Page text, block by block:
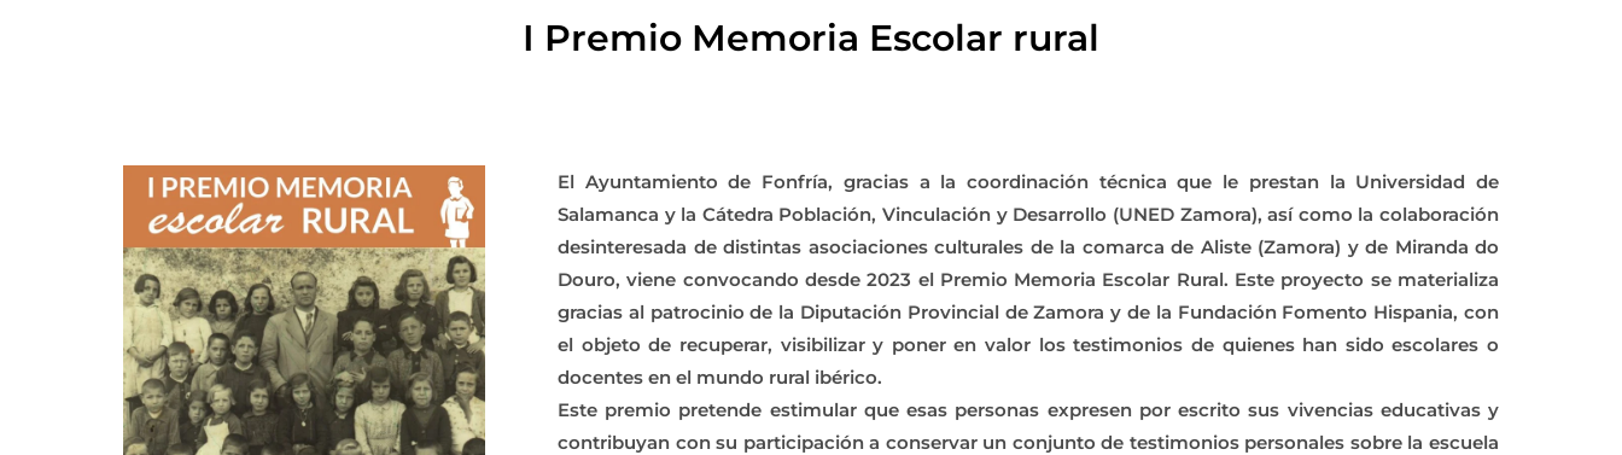
I Premio Memoria Escolar rural
El Ayuntamiento de Fonfría, gracias a la coordinación técnica que le prestan la Universidad de
Salamanca y la Cátedra Población, Vinculación y Desarrollo (UNED Zamora), así como la colaboración
desinteresada de distintas asociaciones culturales de la comarca de Aliste (Zamora) y de Miranda do
Douro, viene convocando desde 2023 el Premio Memoria Escolar Rural. Este proyecto se materializa
gracias al patrocinio de la Diputación Provincial de Zamora y de la Fundación Fomento Hispania, con
el objeto de recuperar, visibilizar y poner en valor los testimonios de quienes han sido escolares o
docentes en el mundo rural ibérico.
Este premio pretende estimular que esas personas expresen por escrito sus vivencias educativas y
contribuyan con su participación a conservar un conjunto de testimonios personales sobre la escuela